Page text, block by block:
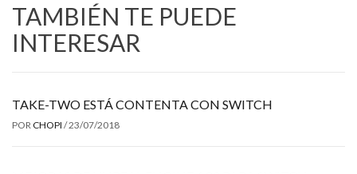
TAMBIÉN TE PUEDE
INTERESAR
TAKE-TWO ESTÁ CONTENTA CON SWITCH
POR CHOPI /23/07/2018